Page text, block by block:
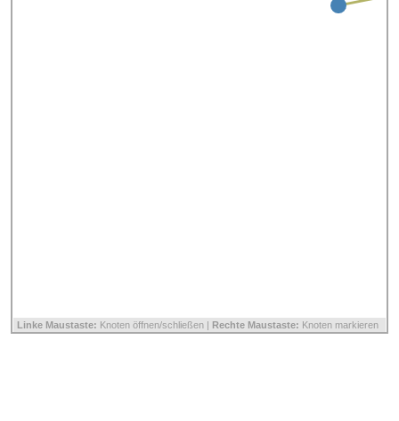
Linke Maustaste: Knoten öffnen/schließen | Rechte Maustaste: Knoten markieren